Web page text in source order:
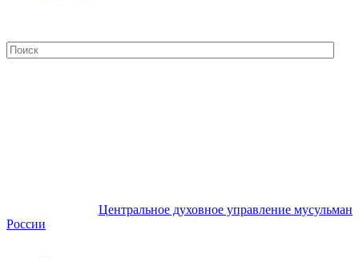
Центральное духовное управление мусульман
России